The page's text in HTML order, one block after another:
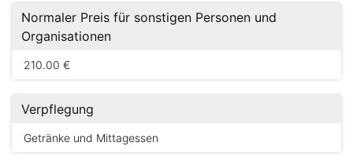
Normaler Preis für sonstigen Personen und
Organisationen
210.00 €
Verpflegung
Getränke und Mittagessen